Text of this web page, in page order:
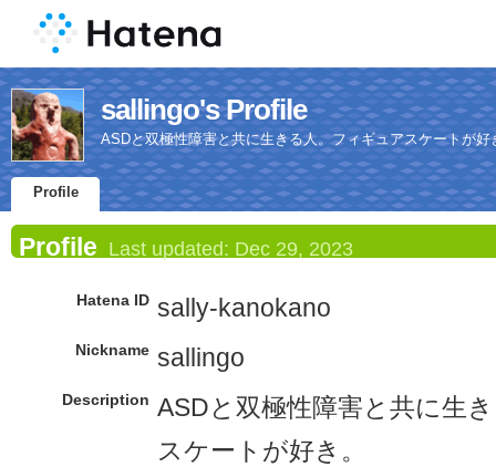
sallingo's Profile
ASDと双極性障害と共に生きる人。フィギュアスケートが好
Profile
Profile Last updated: Dec 29, 2023
Hatena ID sally-kanokano
Nickname sallingo
Description ASDと双極性障害と共に生
スケートが好き。